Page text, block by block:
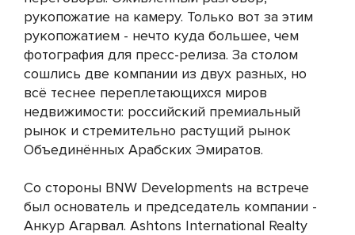
рукопожатие на камеру. Только вот за этим
рукопожатием - нечто куда большее, чем
фотография для пресс-релиза. За столом
сошлись две компании из двух разных, но
всё теснее переплетающихся миров
недвижимости: российский премиальный
рынок и стремительно растущий рынок
Объединённых Арабских Эмиратов.
Со стороны BNW Developments на встрече
был основатель и председатель компании -
Анкур Агарвал. Ashtons International Realty